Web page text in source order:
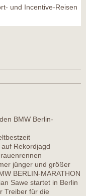
und Incentive-Reisen
BMW Berlin-
Rekordjagd
jünger und größer
BERLIN-MARATHON
Sawe startet in Berlin
Treiber für die